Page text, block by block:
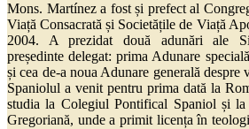
Mons. Martínez a fost și prefect al
Viață Consacrată și Societățile de Viață
2004. A prezidat două adunări ale
președinte delegat: prima Adunare
și cea de-a noua Adunare generală despre
Spaniolul a venit pentru prima dată la
studia la Colegiul Pontifical Spaniol și la
Gregoriană, unde a primit licența în